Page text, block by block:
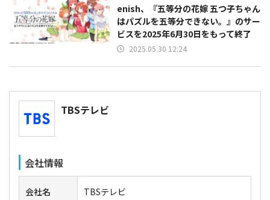
enish、『五等分の花嫁 五つ子ちゃん
はパズルを五等分できない。』のサー
ビスを2025年6月30日をもって終了
2025.05.30 12:24
TBSテレビ
会社情報
会社名 TBSテレビ